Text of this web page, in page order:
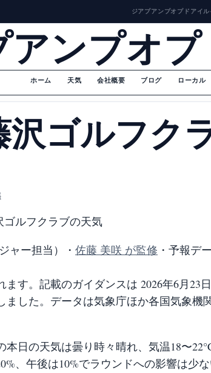
ジアプアンプオプドアイ
アンプオ
ホーム 天気 会社概要 ブログ ローカル
沢ゴルフク
ゴルフクラブの天気
ャー担当） ・ 佐藤 美咲 が監修 ・ 予報デ
す。記載のガイダンスは 2026年6月23日
した。データは気象庁ほか各国気象機
日の天気は曇り時々晴れ、気温18〜
、午後は10%でラウンドへの影響は少な